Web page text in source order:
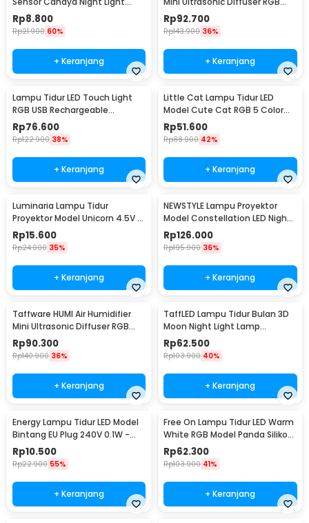
Warm White 5W - GY01
Rp8.800
Rp21.900 60%
+ Keranjang
500ml Remote - HUMI H14A
Rp92.700
Rp143.900 36%
+ Keranjang
Lampu Tidur LED Touch Light
RGB USB Rechargeable
1500mAh 5V 3W - F8-1
Rp76.600
Rp122.900 38%
+ Keranjang
Little Cat Lampu Tidur LED
Model Cute Cat RGB 5 Color
0.3W 4.5V - LJC-124
Rp51.600
Rp88.900 42%
+ Keranjang
Luminaria Lampu Tidur
Proyektor Model Unicorn 4.5V -
GP-ZS0
Rp15.600
Rp24.000 35%
+ Keranjang
NEWSTYLE Lampu Proyektor
Model Constellation LED Night
Light 3W 5V - NL-USB
Rp126.000
Rp195.900 36%
+ Keranjang
Taffware HUMI Air Humidifier
Mini Ultrasonic Diffuser RGB
500ml Remote - 2467
Rp90.300
Rp140.900 36%
+ Keranjang
TaffLED Lampu Tidur Bulan 3D
Moon Night Light Lamp
Rechargeable 12cm - ROX-05
Rp62.500
Rp103.900 40%
+ Keranjang
Energy Lampu Tidur LED Model
Bintang EU Plug 240V 0.1W -
EN-NL-8
Rp10.500
Rp22.900 55%
+ Keranjang
Free On Lampu Tidur LED Warm
White RGB Model Panda Silikon
Lamp 1.5W - ZH-121
Rp62.300
Rp103.900 41%
+ Keranjang